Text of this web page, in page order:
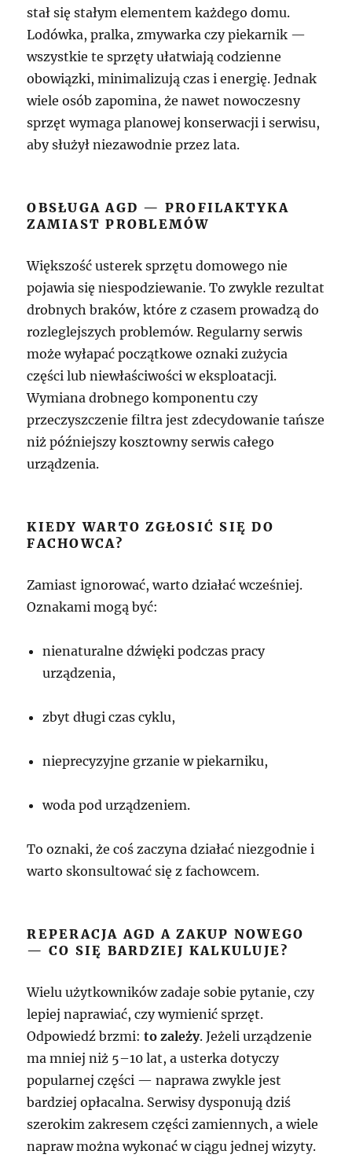
stał się stałym elementem każdego domu.
Lodówka, pralka, zmywarka czy piekarnik —
wszystkie te sprzęty ułatwiają codzienne
obowiązki, minimalizują czas i energię. Jednak
wiele osób zapomina, że nawet nowoczesny
sprzęt wymaga planowej konserwacji i serwisu,
aby służył niezawodnie przez lata.
OBSŁUGA AGD — PROFILAKTYKA
ZAMIAST PROBLEMÓW
Większość usterek sprzętu domowego nie
pojawia się niespodziewanie. To zwykle rezultat
drobnych braków, które z czasem prowadzą do
rozleglejszych problemów. Regularny serwis
może wyłapać początkowe oznaki zużycia
części lub niewłaściwości w eksploatacji.
Wymiana drobnego komponentu czy
przeczyszczenie filtra jest zdecydowanie tańsze
niż późniejszy kosztowny serwis całego
urządzenia.
KIEDY WARTO ZGŁOSIĆ SIĘ DO
FACHOWCA?
Zamiast ignorować, warto działać wcześniej.
Oznakami mogą być:
nienaturalne dźwięki podczas pracy
urządzenia,
zbyt długi czas cyklu,
nieprecyzyjne grzanie w piekarniku,
woda pod urządzeniem.
To oznaki, że coś zaczyna działać niezgodnie i
warto skonsultować się z fachowcem.
REPERACJA AGD A ZAKUP NOWEGO
— CO SIĘ BARDZIEJ KALKULUJE?
Wielu użytkowników zadaje sobie pytanie, czy
lepiej naprawiać, czy wymienić sprzęt.
Odpowiedź brzmi:to zależy. Jeżeli urządzenie
ma mniej niż 5–10 lat, a usterka dotyczy
popularnej części — naprawa zwykle jest
bardziej opłacalna. Serwisy dysponują dziś
szerokim zakresem części zamiennych, a wiele
napraw można wykonać w ciągu jednej wizyty.